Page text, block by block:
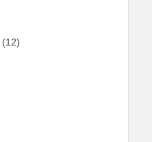
(12)